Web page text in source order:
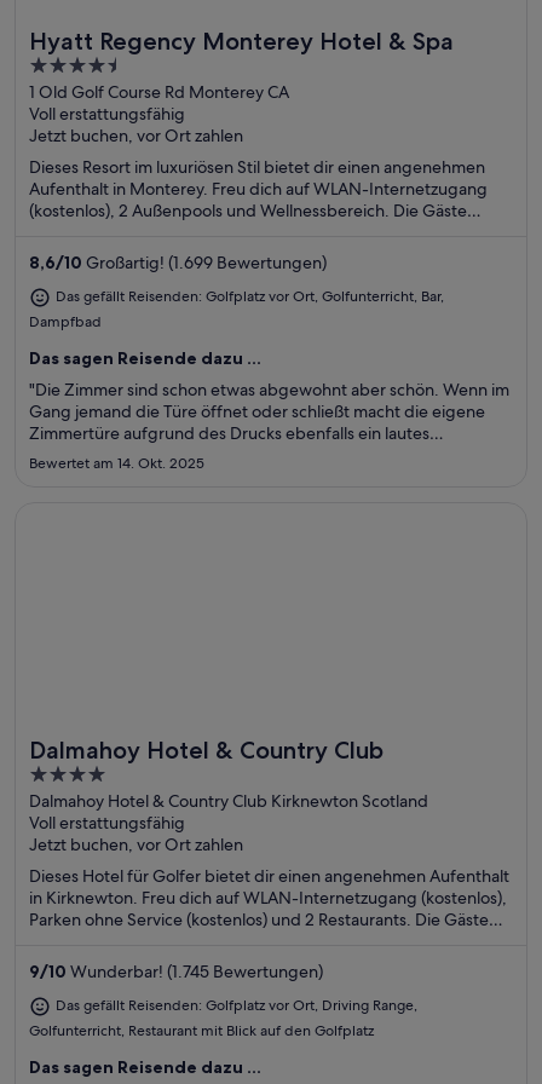
Toll für Golfer
Hyatt Regency Monterey Hotel & Spa
4.5
out
of
5
1 Old Golf Course Rd Monterey CA
Voll erstattungsfähig
Jetzt buchen, vor Ort zahlen
Dieses Resort im luxuriösen Stil bietet dir einen angenehmen
Aufenthalt in Monterey. Freu dich auf WLAN-Internetzugang
(kostenlos), 2 Außenpools und Wellnessbereich. Die Gäste
Einige beliebte Sehenswürdigkeiten – Fisherman's Wharf und
Cannery Row – befinden sich in der Nähe.
8,6/10 Großartig! (1.699 Bewertungen)
Das gefällt Reisenden: Golfplatz vor Ort, Golfunterricht, Bar,
Dampfbad
Das sagen Reisende dazu ...
"Die Zimmer sind schon etwas abgewohnt aber schön. Wenn im
Gang jemand die Türe öffnet oder schließt macht die eigene
Zimmertüre aufgrund des Drucks ebenfalls ein lautes
Schließgeräusch. Mein Zimmer war sehr hellhörig und ich
Bewertet am 14. Okt. 2025
Toll für Golfer
Dalmahoy Hotel & Country Club
4
out
of
5
Dalmahoy Hotel & Country Club Kirknewton Scotland
Voll erstattungsfähig
Jetzt buchen, vor Ort zahlen
Dieses Hotel für Golfer bietet dir einen angenehmen Aufenthalt
in Kirknewton. Freu dich auf WLAN-Internetzugang (kostenlos),
Parken ohne Service (kostenlos) und 2 Restaurants. Die Gäste
Einige beliebte Sehenswürdigkeiten – Zoo Edinburgh und
Murrayfield Stadium – befinden sich in der Nähe.
9/10 Wunderbar! (1.745 Bewertungen)
Das gefällt Reisenden: Golfplatz vor Ort, Driving Range,
Golfunterricht, Restaurant mit Blick auf den Golfplatz
Das sagen Reisende dazu ...